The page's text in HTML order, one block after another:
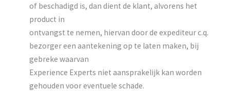
of beschadigd is, dan dient de klant, alvorens het
product in
ontvangst te nemen, hiervan door de expediteur c.q.
bezorger een aantekening op te laten maken, bij
gebreke waarvan
Experience Experts niet aansprakelijk kan worden
gehouden voor eventuele schade.